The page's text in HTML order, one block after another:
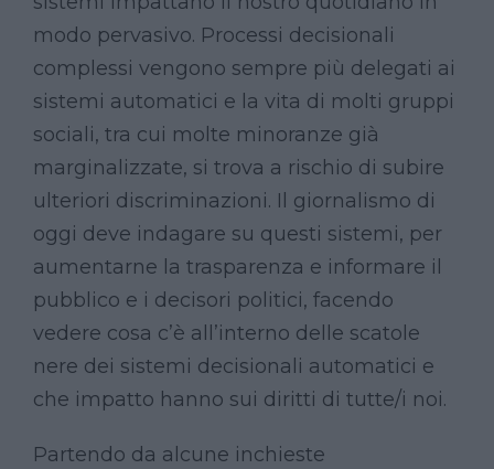
modo pervasivo. Processi decisionali
complessi vengono sempre più delegati ai
sistemi automatici e la vita di molti gruppi
sociali, tra cui molte minoranze già
marginalizzate, si trova a rischio di subire
ulteriori discriminazioni. Il giornalismo di
oggi deve indagare su questi sistemi, per
aumentarne la trasparenza e informare il
pubblico e i decisori politici, facendo
vedere cosa c’è all’interno delle scatole
nere dei sistemi decisionali automatici e
che impatto hanno sui diritti di tutte/i noi.
Partendo da alcune inchieste